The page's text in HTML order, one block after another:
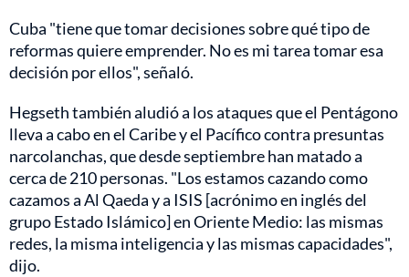
Cuba "tiene que tomar decisiones sobre qué tipo de
reformas quiere emprender. No es mi tarea tomar esa
decisión por ellos", señaló.
Hegseth también aludió a los ataques que el Pentágono
lleva a cabo en el Caribe y el Pacífico contra presuntas
narcolanchas, que desde septiembre han matado a
cerca de 210 personas. "Los estamos cazando como
cazamos a Al Qaeda y a ISIS [acrónimo en inglés del
grupo Estado Islámico] en Oriente Medio: las mismas
redes, la misma inteligencia y las mismas capacidades",
dijo.